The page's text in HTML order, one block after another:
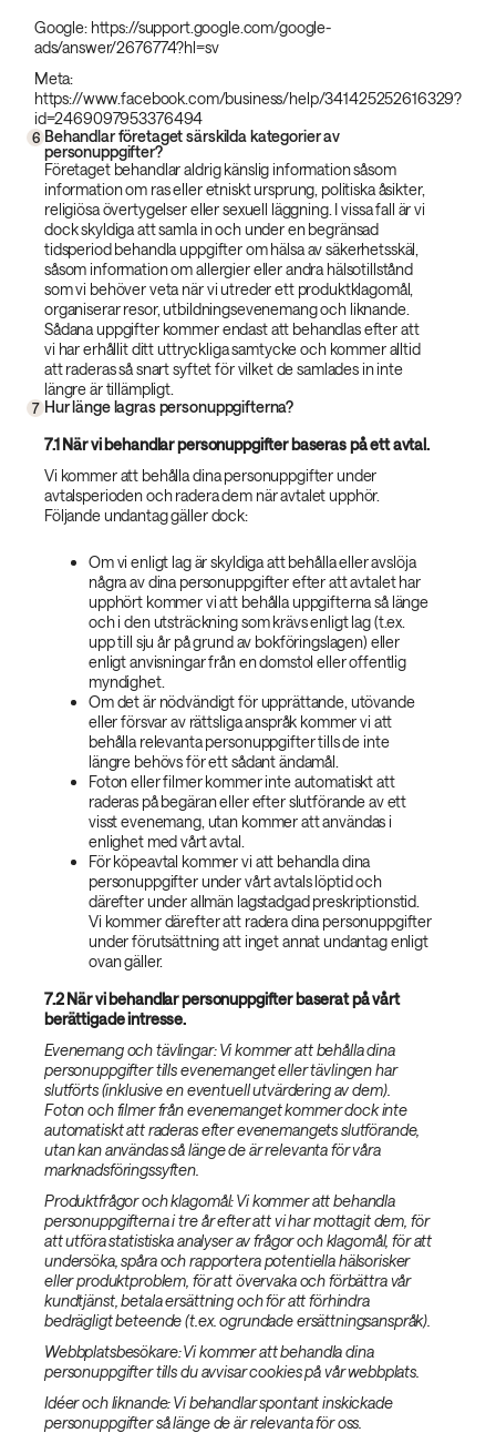
Google: https://support.google.com/google-
ads/answer/2676774?hl=sv
Meta:
https://www.facebook.com/business/help/341425252616329?
id=2469097953376494
6 Behandlar företaget särskilda kategorier av
personuppgifter?
Företaget behandlar aldrig känslig information såsom
information om ras eller etniskt ursprung, politiska åsikter,
religiösa övertygelser eller sexuell läggning. I vissa fall är vi
dock skyldiga att samla in och under en begränsad
tidsperiod behandla uppgifter om hälsa av säkerhetsskäl,
såsom information om allergier eller andra hälsotillstånd
som vi behöver veta när vi utreder ett produktklagomål,
organiserar resor, utbildningsevenemang och liknande.
Sådana uppgifter kommer endast att behandlas efter att
vi har erhållit ditt uttryckliga samtycke och kommer alltid
att raderas så snart syftet för vilket de samlades in inte
längre är tillämpligt.
7 Hur länge lagras personuppgifterna?
7.1 När vi behandlar personuppgifter baseras på ett avtal.
Vi kommer att behålla dina personuppgifter under
avtalsperioden och radera dem när avtalet upphör.
Följande undantag gäller dock:
Om vi enligt lag är skyldiga att behålla eller avslöja
några av dina personuppgifter efter att avtalet har
upphört kommer vi att behålla uppgifterna så länge
och i den utsträckning som krävs enligt lag (t.ex.
upp till sju år på grund av bokföringslagen) eller
enligt anvisningar från en domstol eller offentlig
myndighet.
Om det är nödvändigt för upprättande, utövande
eller försvar av rättsliga anspråk kommer vi att
behålla relevanta personuppgifter tills de inte
längre behövs för ett sådant ändamål.
Foton eller filmer kommer inte automatiskt att
raderas på begäran eller efter slutförande av ett
visst evenemang, utan kommer att användas i
enlighet med vårt avtal.
För köpeavtal kommer vi att behandla dina
personuppgifter under vårt avtals löptid och
därefter under allmän lagstadgad preskriptionstid.
Vi kommer därefter att radera dina personuppgifter
under förutsättning att inget annat undantag enligt
ovan gäller.
7.2 När vi behandlar personuppgifter baserat på vårt
berättigade intresse.
Evenemang och tävlingar: Vi kommer att behålla dina
personuppgifter tills evenemanget eller tävlingen har
slutförts (inklusive en eventuell utvärdering av dem).
Foton och filmer från evenemanget kommer dock inte
automatiskt att raderas efter evenemangets slutförande,
utan kan användas så länge de är relevanta för våra
marknadsföringssyften.
Produktfrågor och klagomål: Vi kommer att behandla
personuppgifterna i tre år efter att vi har mottagit dem, för
att utföra statistiska analyser av frågor och klagomål, för att
undersöka, spåra och rapportera potentiella hälsorisker
eller produktproblem, för att övervaka och förbättra vår
kundtjänst, betala ersättning och för att förhindra
bedrägligt beteende (t.ex. ogrundade ersättningsanspråk).
Webbplatsbesökare: Vi kommer att behandla dina
personuppgifter tills du avvisar cookies på vår webbplats.
Idéer och liknande: Vi behandlar spontant inskickade
personuppgifter så länge de är relevanta för oss.